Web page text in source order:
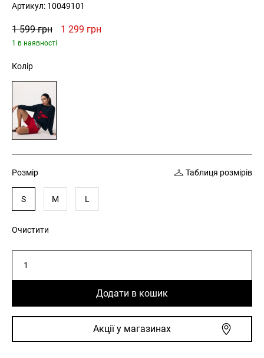
1 599грн
Оригінальна
1 299 грн
1 в наявності
Артикул: 10049101
Колір
Розмір Таблиця розмірів
S M L
Очистити
чінос
жіночі
262
з
червоні
Додати в кошик
Акції у магазинах